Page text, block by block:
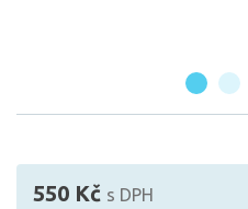
550 Kč s DPH